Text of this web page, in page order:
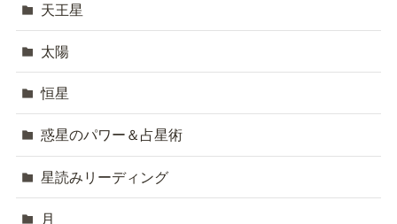
天王星
太陽
恒星
惑星のパワー＆占星術
星読みリーディング
月